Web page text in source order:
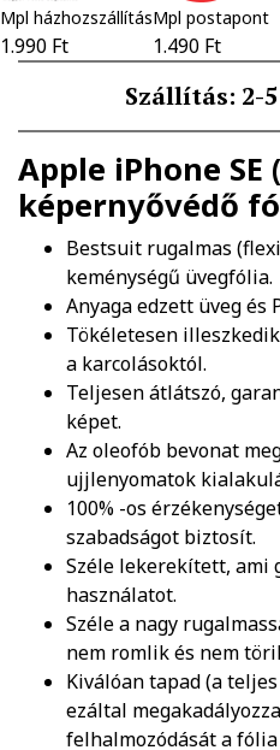
Mpl házhozszállítás
1.990 Ft
Mpl postapont
1.490 Ft
Szállítás: 2-
Apple iPhone
képernyővédő
Bestsuit rugalmas
keménységű üvegfólia.
Anyaga edzett üveg és
Tökéletesen
a karcolásoktól.
Teljesen átlátszó,
képet.
Az oleofób bevonat
ujjlenyomatok
100% -os
szabadságot biztosít.
Széle lekerekített, ami
használatot.
Széle a nagy
nem romlik és nem
Kiválóan tapad (a
ezáltal
felhalmozódását a